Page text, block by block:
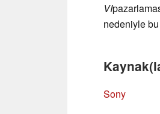
VI
nedeniyle
Sony